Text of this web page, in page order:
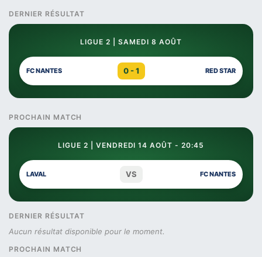
DERNIER RÉSULTAT
LIGUE 2 | SAMEDI 8 AOÛT
FC NANTES 0 - 1 RED STAR
PROCHAIN MATCH
LIGUE 2 | VENDREDI 14 AOÛT - 20:45
LAVAL VS FC NANTES
DERNIER RÉSULTAT
Aucun résultat disponible pour le moment.
PROCHAIN MATCH